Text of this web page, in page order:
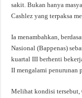
sakit. Bukan hanya
Cashlez yang terpaksa
Ia menambahkan,
Nasional (Bappenas)
kuartal III berhenti
II mengalami penurunan
Melihat kondisi tersebut,